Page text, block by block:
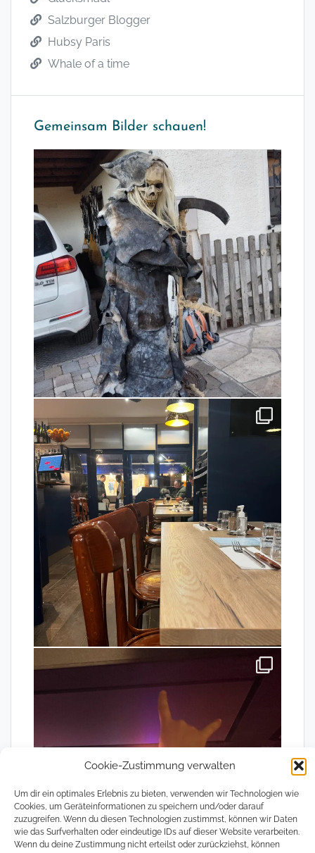
Cookie-Zustimmung verwalten
Um dir ein optimales Erlebnis zu bieten, verwenden wir Technologien wie
Cookies, um Geräteinformationen zu speichern und/oder darauf
zuzugreifen. Wenn du diesen Technologien zustimmst, können wir Daten
wie das Surfverhalten oder eindeutige IDs auf dieser Website verarbeiten.
Wenn du deine Zustimmung nicht erteilst oder zurückziehst, können
Salzburger Blogger
Hubsy Paris
Whale of a time
Gemeinsam Bilder schauen!